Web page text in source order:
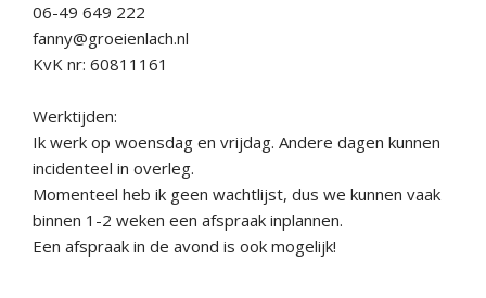
06-49 649 222
fanny@groeienlach.nl
KvK nr: 60811161
Werktijden:
Ik werk op woensdag en vrijdag. Andere dagen kunnen
incidenteel in overleg.
Momenteel heb ik geen wachtlijst, dus we kunnen vaak
binnen 1-2 weken een afspraak inplannen.
Een afspraak in de avond is ook mogelijk!